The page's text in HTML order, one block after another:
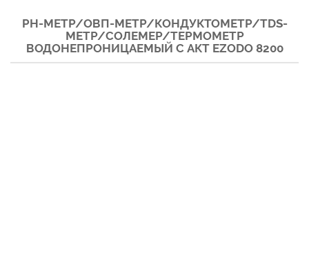
PH-МЕТР/ОВП-МЕТР/КОНДУКТОМЕТР/TDS-
МЕТР/СОЛЕМЕР/ТЕРМОМЕТР
ВОДОНЕПРОНИЦАЕМЫЙ С АКТ EZODO 8200